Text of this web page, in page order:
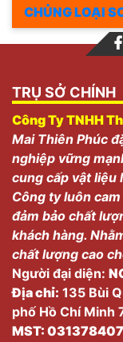
CHỦNG LOẠI
TRỤ SỞ CHÍNH
Công Ty TNHH
Mai Thiên Phúc
nghiệp vững
cung cấp vật liệu
Công ty luôn
đảm bảo chất
khách hàng.
chất lượng cao
Người đại diện:
Địa chỉ: 135 Bùi
phố Hồ Chí Minh
MST: